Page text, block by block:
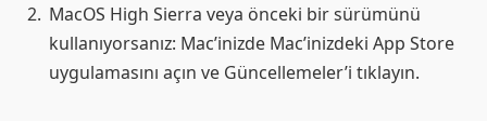
MacOS High Sierra veya önceki bir sürümünü
kullanıyorsanız: Mac’inizde Mac’inizdeki App Store
uygulamasını açın ve Güncellemeler’i tıklayın.